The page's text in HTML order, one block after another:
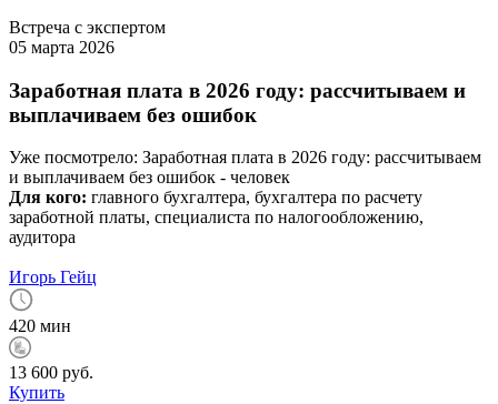
Встреча с экспертом
05 марта 2026
Заработная плата в 2026 году: рассчитываем и
выплачиваем без ошибок
Уже посмотрело: Заработная плата в 2026 году: рассчитываем
и выплачиваем без ошибок - человек
Для кого: главного бухгалтера, бухгалтера по расчету
заработной платы, специалиста по налогообложению,
аудитора
Игорь Гейц
420 мин
13 600 руб.
Купить